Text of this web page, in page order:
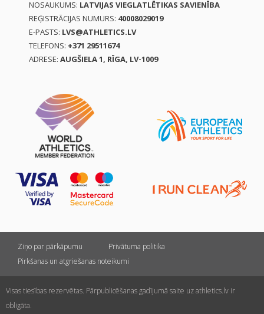
NOSAUKUMS: LATVIJAS VIEGLATLĒTIKAS SAVIENĪBA
REĢISTRĀCIJAS NUMURS: 40008029019
E-PASTS: LVS@ATHLETICS.LV
TELEFONS: +371 29511674
ADRESE: AUGŠIELA 1, RĪGA, LV-1009
Ziņo par pārkāpumu
Privātuma politika
Pirkšanas un atgriešanas noteikumi
Visas tiesības rezervētas. Pārpublicēšanas gadījumā saite uz athletics.lv ir
obligāta.